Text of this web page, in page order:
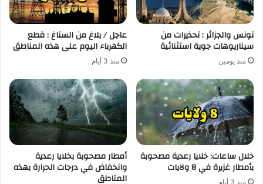
تونس والجزائر : تحذيرات من
سيناريوهات جوية استثنائية
منذ يومين
عاجل / بلاغ من الستاغ : قطع
الكهرباء اليوم على هذه المناطق
منذ 3 أيام
خلال ساعات: خلايا رعدية مصحوبة
بأمطار غزيرة في 8 ولايات
منذ 3 أيام
أمطار مصحوبة بخلايا رعدية
وانخفاض في درجات الحرارة بهذه
المناطق